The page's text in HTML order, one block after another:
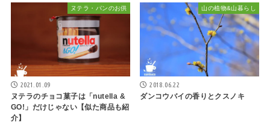
ヌテラ・パンのお供
2021.01.09
ヌテラのチョコ菓子は「nutella &
GO!」だけじゃない【似た商品も紹
介】
山の植物&山暮らし
2018.06.22
ダンコウバイの香りとクスノキ